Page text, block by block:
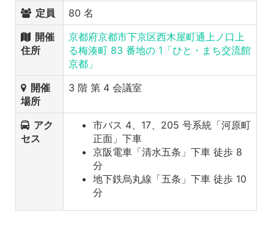
定員
80 名
開催
住所
京都府京都市下京区西木屋町通上ノ口上
る梅湊町 83 番地の 1「ひと・まち交流館
京都」
開催
場所
3 階 第 4 会議室
アク
セス
市バス 4、17、205 号系統「河原町
正面」下車
京阪電車「清水五条」下車 徒歩 8
分
地下鉄烏丸線「五条」下車 徒歩 10
分